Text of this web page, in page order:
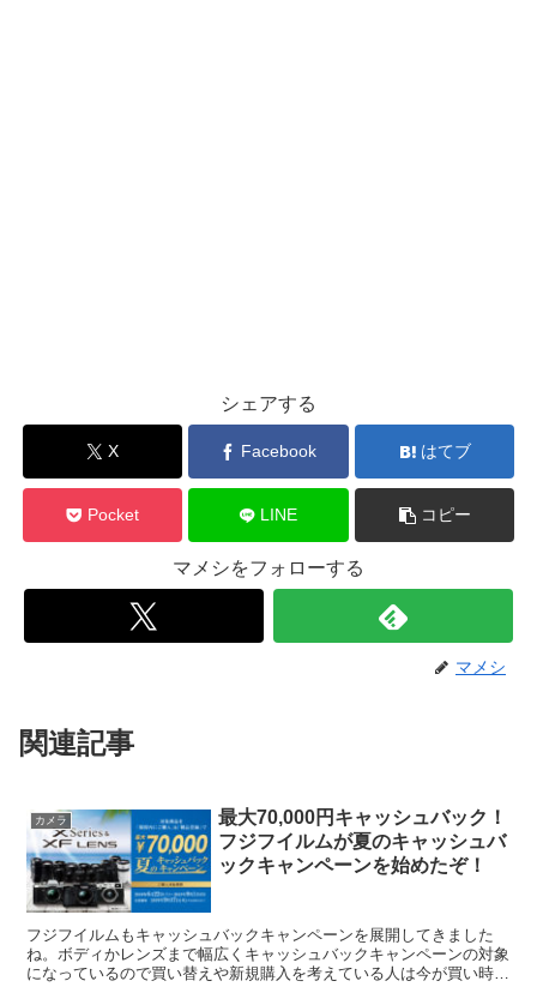
シェアする
X Facebook はてブ
Pocket LINE コピー
マメシをフォローする
マメシ
関連記事
カメラ
最大70,000円キャッシュバック！
フジフイルムが夏のキャッシュバ
ックキャンペーンを始めたぞ！
フジフイルムもキャッシュバックキャンペーンを展開してきました
ね。ボディかレンズまで幅広くキャッシュバックキャンペーンの対象
になっているので買い替えや新規購入を考えている人は今が買い時で